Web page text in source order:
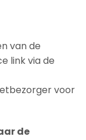
van de
link via de
voor
de